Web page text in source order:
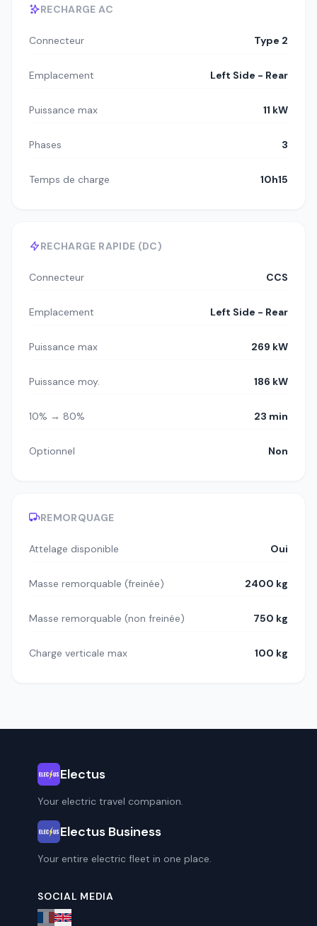
RECHARGE AC
Connecteur Type 2
Emplacement Left Side - Rear
Puissance max 11 kW
Phases 3
Temps de charge 10h15
RECHARGE RAPIDE (DC)
Connecteur CCS
Emplacement Left Side - Rear
Puissance max 269 kW
Puissance moy. 186 kW
10% → 80% 23 min
Optionnel Non
REMORQUAGE
Attelage disponible Oui
Masse remorquable (freinée) 2400 kg
Masse remorquable (non freinée) 750 kg
Charge verticale max 100 kg
Electus
Your electric travel companion.
Electus Business
Your entire electric fleet in one place.
SOCIAL MEDIA